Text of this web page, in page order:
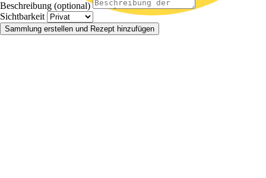
Beschreibung (optional)
Sichtbarkeit
Sammlung erstellen und Rezept hinzufügen